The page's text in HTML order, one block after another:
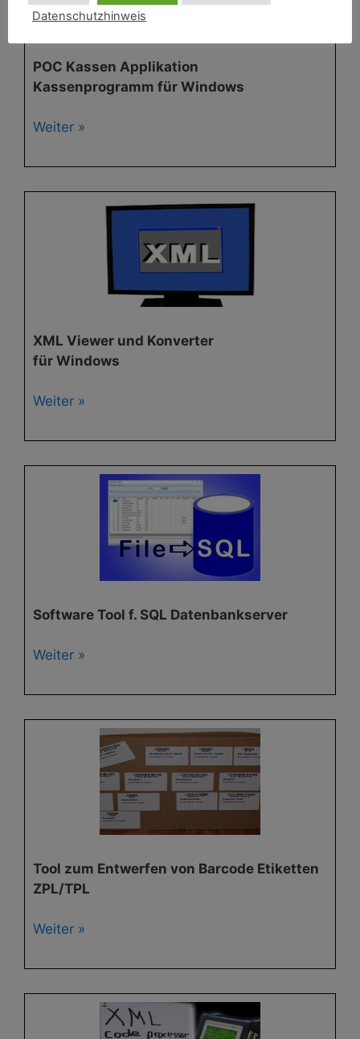
POC Kassen Applikation
Kassenprogramm für Windows
Weiter »
XML Viewer und Konverter
für Windows
Weiter »
Software Tool f. SQL Datenbankserver
Weiter »
Tool zum Entwerfen von Barcode Etiketten
ZPL/TPL
Weiter »
Datenschutzhinweis